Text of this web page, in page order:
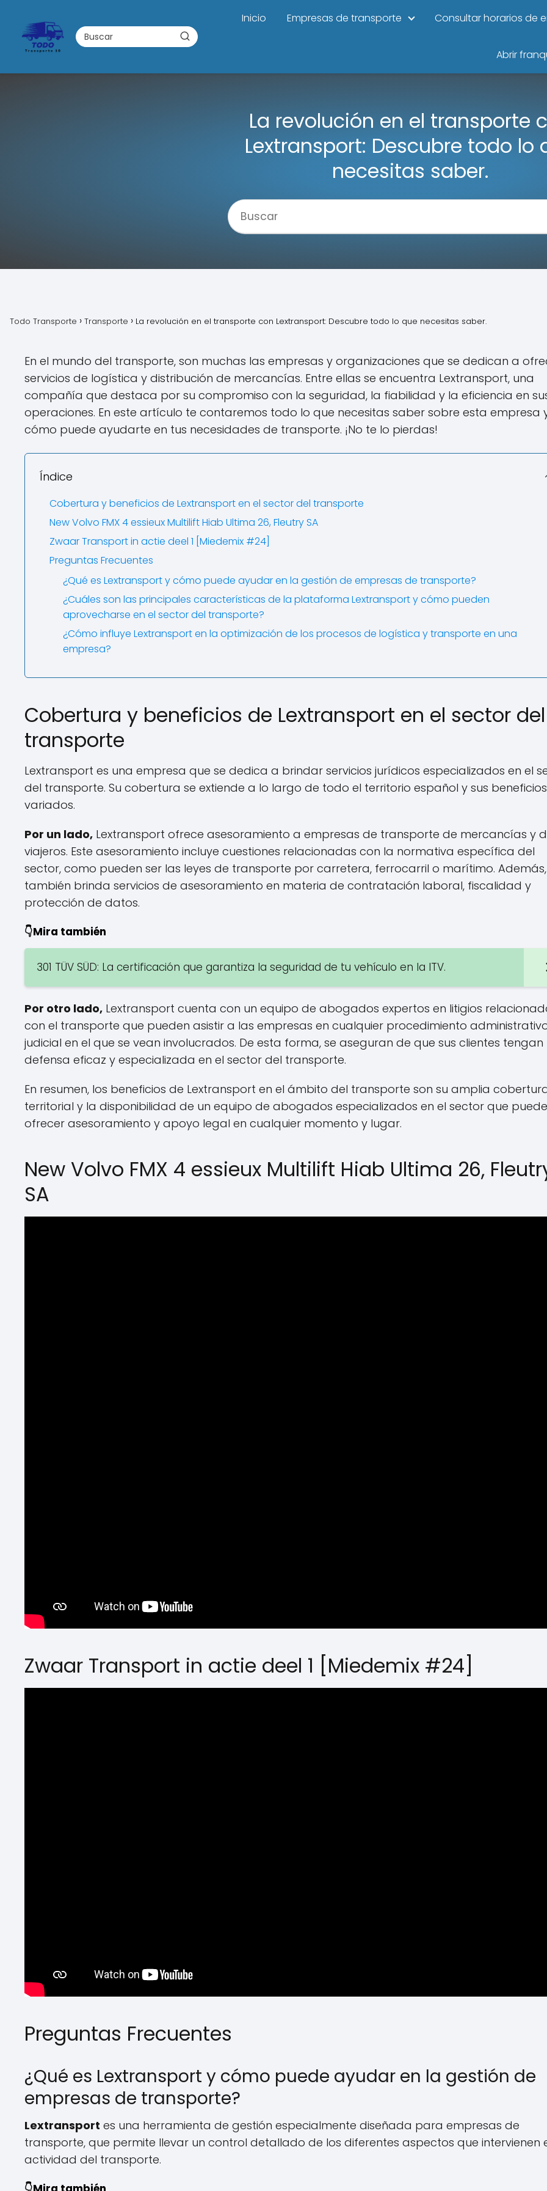
Inicio Empresas de transporte Consultar horarios de
Abrir
La revolución en el transporte
Lextransport: Descubre todo lo
necesitas saber.
Todo Transporte Transporte La revolución en el transporte con Lextransport: Descubre todo lo que necesitas saber.
En el mundo del transporte, son muchas las empresas y organizaciones que se dedican a
servicios de logística y distribución de mercancías. Entre ellas se encuentra Lextransport, una
compañía que destaca por su compromiso con la seguridad, la fiabilidad y la eficiencia en
operaciones. En este artículo te contaremos todo lo que necesitas saber sobre esta empresa
cómo puede ayudarte en tus necesidades de transporte. ¡No te lo pierdas!
Índice
Cobertura y beneficios de Lextransport en el sector del transporte
New Volvo FMX 4 essieux Multilift Hiab Ultima 26, Fleutry SA
Zwaar Transport in actie deel 1 [Miedemix #24]
Preguntas Frecuentes
¿Qué es Lextransport y cómo puede ayudar en la gestión de empresas de transporte?
¿Cuáles son las principales características de la plataforma Lextransport y cómo pueden
aprovecharse en el sector del transporte?
¿Cómo influye Lextransport en la optimización de los procesos de logística y transporte en una
empresa?
Cobertura y beneficios de Lextransport en el sector del
transporte
Lextransport es una empresa que se dedica a brindar servicios jurídicos especializados en el
del transporte. Su cobertura se extiende a lo largo de todo el territorio español y sus
variados.
Por un lado, Lextransport ofrece asesoramiento a empresas de transporte de mercancías y
viajeros. Este asesoramiento incluye cuestiones relacionadas con la normativa específica del
sector, como pueden ser las leyes de transporte por carretera, ferrocarril o marítimo. Además,
también brinda servicios de asesoramiento en materia de contratación laboral, fiscalidad y
protección de datos.
👇Mira también
301 TÜV SÜD: La certificación que garantiza la seguridad de tu vehículo en la ITV.
Por otro lado, Lextransport cuenta con un equipo de abogados expertos en litigios
con el transporte que pueden asistir a las empresas en cualquier procedimiento
judicial en el que se vean involucrados. De esta forma, se aseguran de que sus clientes tengan
defensa eficaz y especializada en el sector del transporte.
En resumen, los beneficios de Lextransport en el ámbito del transporte son su amplia
territorial y la disponibilidad de un equipo de abogados especializados en el sector que
ofrecer asesoramiento y apoyo legal en cualquier momento y lugar.
New Volvo FMX 4 essieux Multilift Hiab Ultima 26,
SA
Zwaar Transport in actie deel 1 [Miedemix #24]
Preguntas Frecuentes
¿Qué es Lextransport y cómo puede ayudar en la gestión de
empresas de transporte?
Lextransport es una herramienta de gestión especialmente diseñada para empresas de
transporte, que permite llevar un control detallado de los diferentes aspectos que intervienen
actividad del transporte.